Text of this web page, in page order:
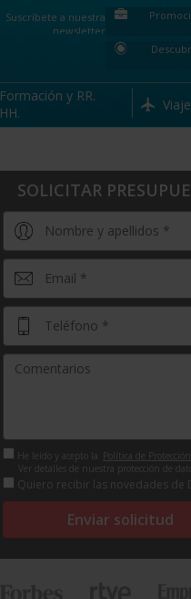
Suscríbete a nuestra
newsletter
Formación y RR.
HH.
SOLICITAR
He leído y acepto la Política de
Ver detalles de nuestra protección de
Quiero recibir las novedades de
Enviar solicitud